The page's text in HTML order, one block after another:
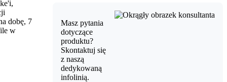
dobę, 7
w
Masz pytania
dotyczące
produktu?
Skontaktuj się
z naszą
dedykowaną
infolinią.